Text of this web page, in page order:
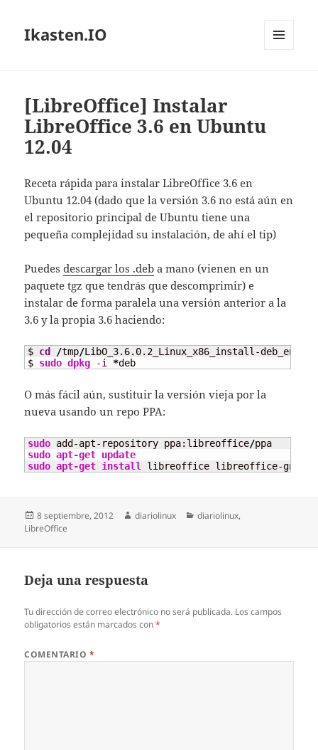
Ikasten.IO
[LibreOffice] Instalar
LibreOffice 3.6 en Ubuntu
12.04
Receta rápida para instalar LibreOffice 3.6 en
Ubuntu 12.04 (dado que la versión 3.6 no está aún en
el repositorio principal de Ubuntu tiene una
pequeña complejidad su instalación, de ahí el tip)
Puedesdescargar los .deb a mano (vienen en un
paquete tgz que tendrás que descomprimir) e
instalar de forma paralela una versión anterior a la
3.6 y la propia 3.6 haciendo:
$ cd /tmp/LibO_3.6.0.2_Linux_x86_install-deb_en-US
$ sudo dpkg -i *deb
O más fácil aún, sustituir la versión vieja por la
nueva usando un repo PPA:
sudo add-apt-repository ppa:libreoffice/
sudo apt-get update
sudo apt-get install libreoffice libreoffice-gnome
Publicado
el
8 septiembre, 2012 Autor
diariolinux Categorías
diariolinux,
LibreOffice
Deja una respuesta
Tu dirección de correo electrónico no será publicada. Los campos
obligatorios están marcados con*
COMENTARIO *